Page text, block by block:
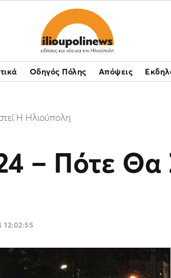
Οδηγός Πόλης Απόψεις
Η Ηλιούπολη
– Πότε Θα
12:02:55